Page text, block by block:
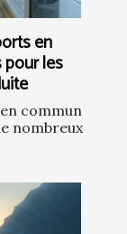
en
les
commun
nombreux